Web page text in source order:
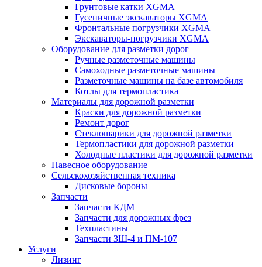
Грунтовые катки XGMA
Гусеничные экскаваторы XGMA
Фронтальные погрузчики XGMA
Экскаваторы-погрузчики XGMA
Оборудование для разметки дорог
Ручные разметочные машины
Самоходные разметочные машины
Разметочные машины на базе автомобиля
Котлы для термопластика
Материалы для дорожной разметки
Краски для дорожной разметки
Ремонт дорог
Стеклошарики для дорожной разметки
Термопластики для дорожной разметки
Холодные пластики для дорожной разметки
Навесное оборудование
Сельскохозяйственная техника
Дисковые бороны
Запчасти
Запчасти КДМ
Запчасти для дорожных фрез
Техпластины
Запчасти ЗШ-4 и ПМ-107
Услуги
Лизинг